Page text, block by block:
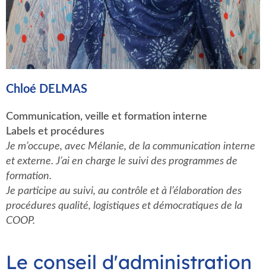
Chloé DELMAS
Communication, veille et formation interne
Labels et procédures
Je m’occupe, avec Mélanie, de la communication interne
et externe. J’ai en charge le suivi des programmes de
formation.
Je participe au suivi, au contrôle et à l’élaboration des
procédures qualité, logistiques et démocratiques de la
COOP.
Le conseil d'administration